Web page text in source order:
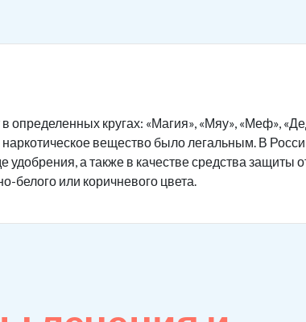
кругах: «Магия», «Мяу», «Меф»,
вещество было легальным. В
а также в качестве средства защиты
белого или коричневого цвета.